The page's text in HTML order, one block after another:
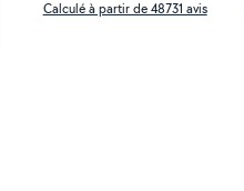
Calculé à partir de 48731 avis